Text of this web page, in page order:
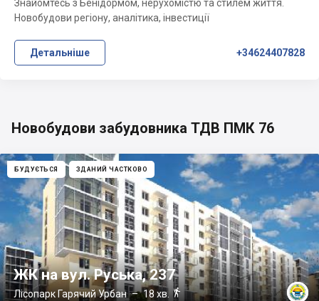
Знайомтесь з Бенідормом, нерухомістю та стилем життя.
Новобудови регіону, аналітика, інвестиції
Детальніше +34624407828
Новобудови забудовника ТДВ ПМК 76
БУДУЄТЬСЯ ЗДАНИЙ ЧАСТКОВО
ЖК на вул. Руська, 237
Лісопарк Гарячий Урбан– 18 хв.